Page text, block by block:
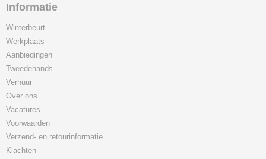
Informatie
Winterbeurt
Werkplaats
Aanbiedingen
Tweedehands
Verhuur
Over ons
Vacatures
Voorwaarden
Verzend- en retourinformatie
Klachten